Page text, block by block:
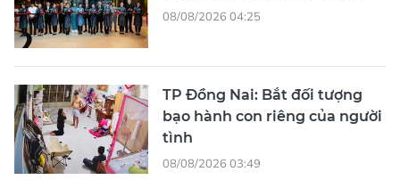
08/08/2026 04:25
TP Đồng Nai: Bắt đối tượng
bạo hành con riêng của người
tình
08/08/2026 03:49